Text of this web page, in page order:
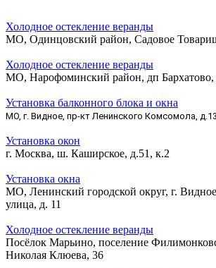
Холодное остекление веранды
МО, Одинцовский район, Садовое
Холодное остекление веранды
МО, Нарофоминский район, дп Бархатово,
Установка балконного блока и окна
МО, г. Видное, пр-кт Ленинского Комсомола, д.13
Установка окон
г. Москва, ш. Каширское, д.51, к.2
Установка окна
МО, Ленинский городской округ, г.
улица, д. 11
Холодное остекление веранды
Посёлок Марьино, поселение
Николая Клюева, 36